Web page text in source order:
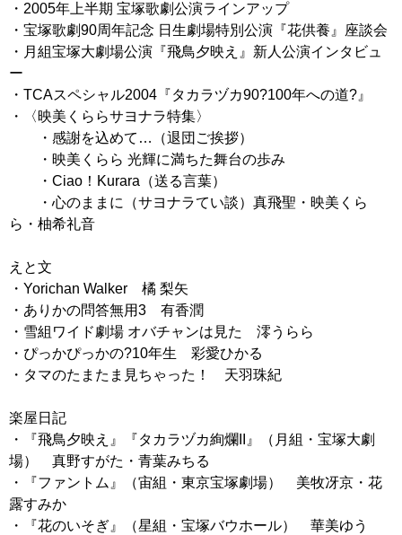
・2005年上半期 宝塚歌劇公演ラインアップ
・宝塚歌劇90周年記念 日生劇場特別公演『花供養』座談会
・月組宝塚大劇場公演『飛鳥夕映え』新人公演インタビュ
ー
・TCAスペシャル2004『タカラヅカ90?100年への道?』
・〈映美くららサヨナラ特集〉
・感謝を込めて…（退団ご挨拶）
・映美くらら 光輝に満ちた舞台の歩み
・Ciao！Kurara（送る言葉）
・心のままに（サヨナラてい談）真飛聖・映美くら
ら・柚希礼音
えと文
・Yorichan Walker 橘 梨矢
・ありかの問答無用3 有香潤
・雪組ワイド劇場 オバチャンは見た 澪うらら
・ぴっかぴっかの?10年生 彩愛ひかる
・タマのたまたま見ちゃった！ 天羽珠紀
楽屋日記
・『飛鳥夕映え』『タカラヅカ絢爛II』（月組・宝塚大劇
場） 真野すがた・青葉みちる
・『ファントム』（宙組・東京宝塚劇場） 美牧冴京・花
露すみか
・『花のいそぎ』（星組・宝塚バウホール） 華美ゆう